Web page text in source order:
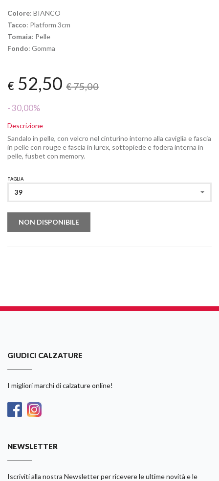
Colore: BIANCO
Tacco: Platform 3cm
Tomaia: Pelle
Fondo: Gomma
€ 52,50 €75,00
- 30,00%
Descrizione
Sandalo in pelle, con velcro nel cinturino intorno alla caviglia e fascia
in pelle con rouge e fascia in lurex, sottopiede e fodera interna in
pelle, fusbet con memory.
TAGLIA
39
NON DISPONIBILE
GIUDICI CALZATURE
I migliori marchi di calzature online!
NEWSLETTER
Iscriviti alla nostra Newsletter per ricevere le ultime novità e le